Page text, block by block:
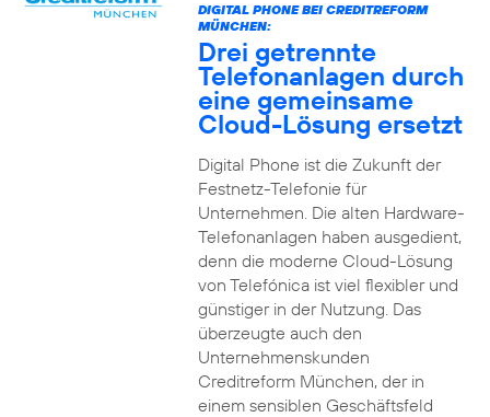
DIGITAL PHONE BEI CREDITREFORM
MÜNCHEN:
Drei getrennte
Telefonanlagen durch
eine gemeinsame
Cloud-Lösung ersetzt
Digital Phone ist die Zukunft der
Festnetz-Telefonie für
Unternehmen. Die alten Hardware-
Telefonanlagen haben ausgedient,
denn die moderne Cloud-Lösung
von Telefónica ist viel flexibler und
günstiger in der Nutzung. Das
überzeugte auch den
Unternehmenskunden
Creditreform München, der in
einem sensiblen Geschäftsfeld